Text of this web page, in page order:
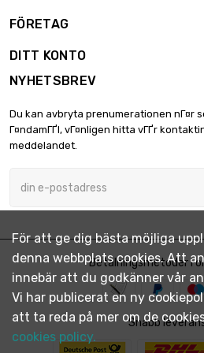
(≈1.1811 inch)
längd : 1 Meter x 2
SW : 32mm
(≈1.2598 inch)
2
SW : 36mm (≈1.417
längd : 1 Meter
SW : 41mm (≈1.61
inch)
2
längd : 0.75 Meter
SW : 46mm (≈1.81
inch)
1
FÖRETAG
DITT KONTO
NYHETSBREV
Du kan avbryta prenumerationen nГ¤r
Г¤ndamГҐl, vГ¤nligen hitta vГҐr
meddelandet.
Betalningsmetoder i
Snabb
För att ge dig bästa möjliga
denna webbplats cookies. Att
innebär att du godkänner vår
Vi har publicerat en ny
att ta reda på mer om de
cookies policy.